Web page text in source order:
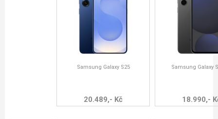
Samsung Galaxy S25
20.489,- Kč
Samsung Galaxy
18.990,-